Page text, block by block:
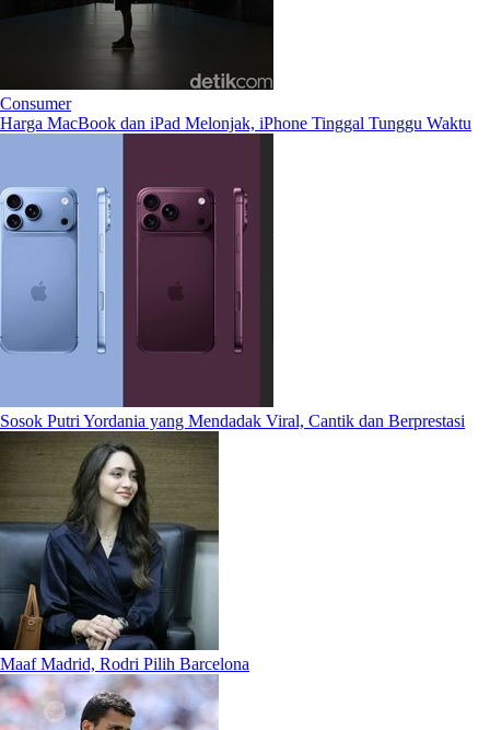
Consumer
Harga MacBook dan iPad Melonjak, iPhone Tinggal Tunggu Waktu
Sosok Putri Yordania yang Mendadak Viral, Cantik dan Berprestasi
Maaf Madrid, Rodri Pilih Barcelona